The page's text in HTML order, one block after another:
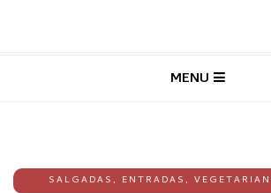
MENU
SALGADAS, ENTRADAS,